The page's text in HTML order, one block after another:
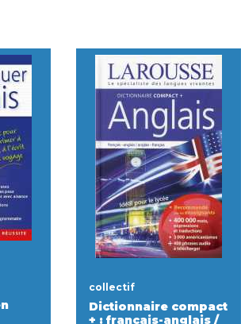
collectif
Dictionnaire compact
+ : francais-anglais /